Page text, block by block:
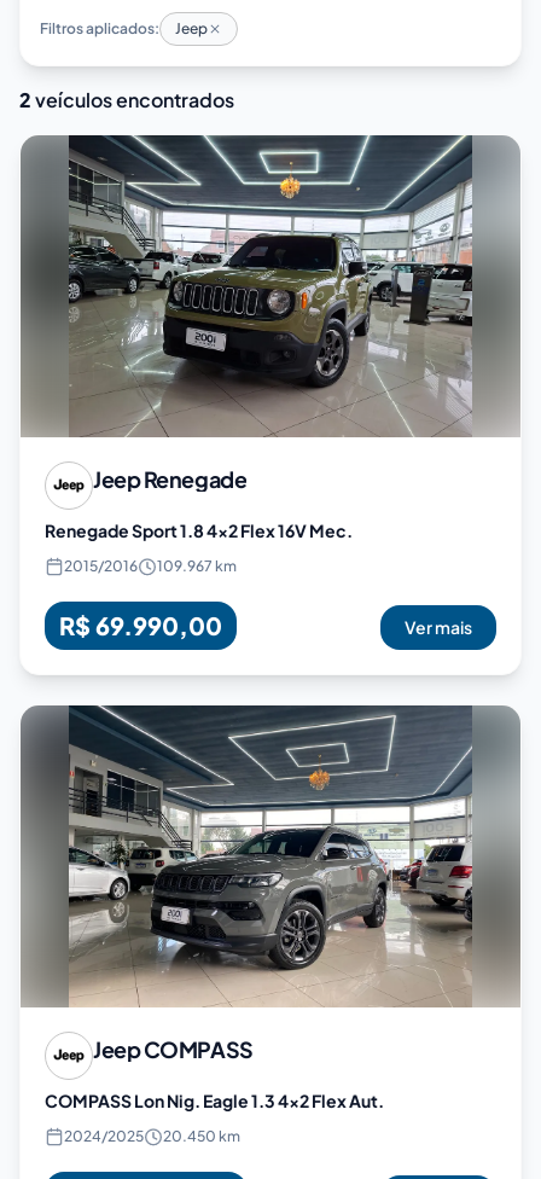
Filtros aplicados: Jeep
2veículos encontrados
JeepRenegade
Renegade Sport 1.8 4x2 Flex 16V Mec.
2015/2016 109.967 km
R$ 69.990,00 Ver mais
JeepCOMPASS
COMPASS Lon Nig. Eagle 1.3 4x2 Flex Aut.
2024/2025 20.450 km